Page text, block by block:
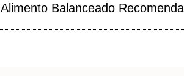
Alimento Balanceado